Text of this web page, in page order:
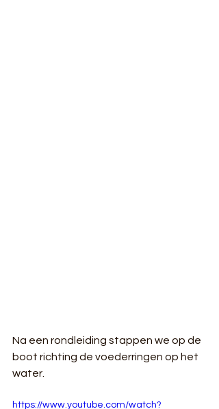
Na een rondleiding stappen we op de
boot richting de voederringen op het
water.
https://www.youtube.com/watch?